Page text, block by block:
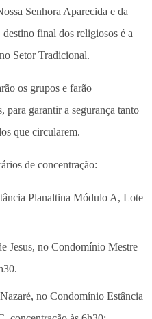
Senhora Aparecida e da
final dos religiosos é a
Setor Tradicional.
os grupos e farão
para garantir a segurança tanto
que circularem.
de concentração:
Planaltina Módulo A, Lote
Jesus, no Condomínio Mestre
no Condomínio Estância